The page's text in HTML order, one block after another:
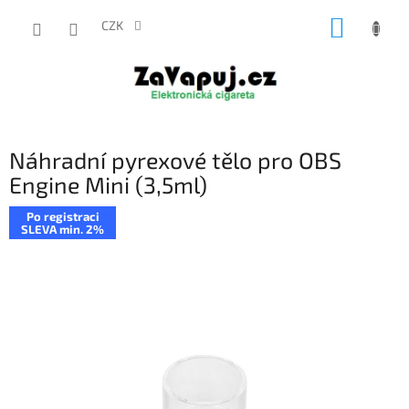
CZK
Náhradní pyrexové tělo pro OBS
Engine Mini (3,5ml)
Po registraci
SLEVA min. 2%